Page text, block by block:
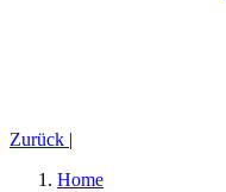
Zurück |
Home